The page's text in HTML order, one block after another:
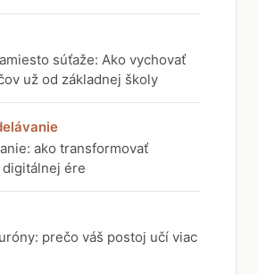
súťaže: Ako vychovať
už od základnej školy
ako transformovať
ére
prečo váš postoj učí viac